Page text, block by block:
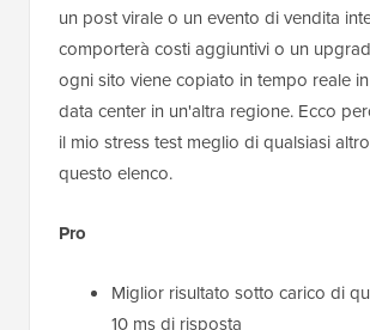
un post virale o un evento di vendita
comporterà costi aggiuntivi o un
ogni sito viene copiato in tempo reale
data center in un'altra regione. Ecco
il mio stress test meglio di qualsiasi
questo elenco.
Pro
Miglior risultato sotto carico di
10 ms di risposta